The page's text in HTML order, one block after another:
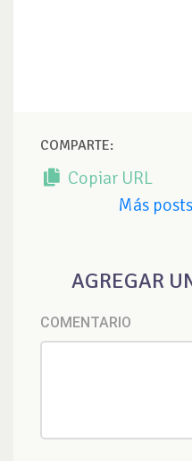
COMPARTE:
Copiar URL
Más
AGREGAR
COMENTARIO